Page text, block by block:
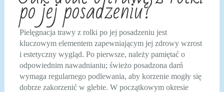
po jej posadzeniu?
Pielęgnacja trawy z rolki po jej posadzeniu jest
kluczowym elementem zapewniającym jej zdrowy wzrost
i estetyczny wygląd. Po pierwsze, należy pamiętać o
odpowiednim nawadnianiu; świeżo posadzona darń
wymaga regularnego podlewania, aby korzenie mogły się
dobrze zakorzenić w glebie. W początkowym okresie